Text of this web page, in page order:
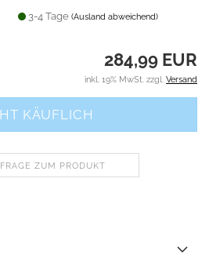
3-4 Tage(Ausland abweichend)
284,99 EUR
inkl. 19% MwSt. zzgl. Versand
FRAGE ZUM PRODUKT